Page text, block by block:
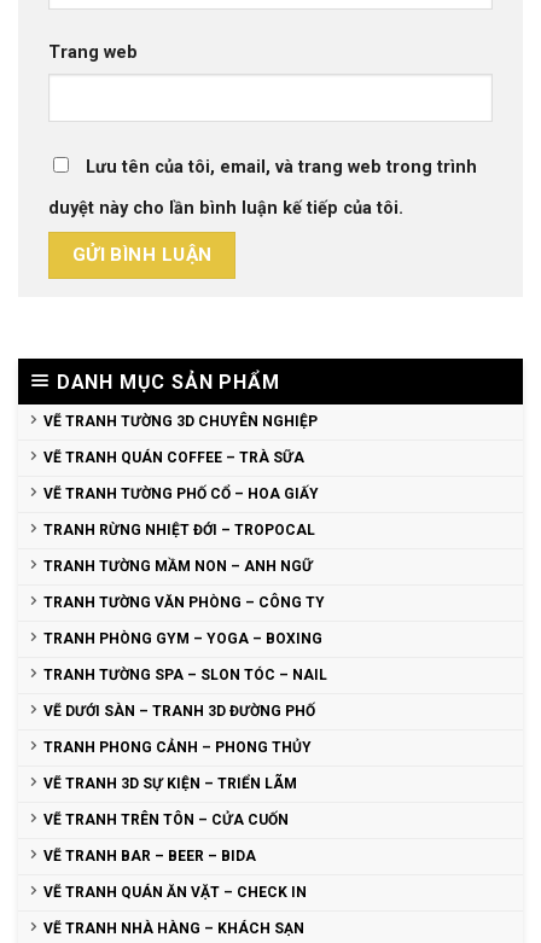
Trang web
Lưu tên của tôi, email, và trang web trong trình
duyệt này cho lần bình luận kế tiếp của tôi.
DANH MỤC SẢN PHẨM
VẼ TRANH TƯỜNG 3D CHUYÊN NGHIỆP
VẼ TRANH QUÁN COFFEE – TRÀ SỮA
VẼ TRANH TƯỜNG PHỐ CỔ – HOA GIẤY
TRANH RỪNG NHIỆT ĐỚI – TROPOCAL
TRANH TƯỜNG MẦM NON – ANH NGỮ
TRANH TƯỜNG VĂN PHÒNG – CÔNG TY
TRANH PHÒNG GYM – YOGA – BOXING
TRANH TƯỜNG SPA – SLON TÓC – NAIL
VẼ DƯỚI SÀN – TRANH 3D ĐƯỜNG PHỐ
TRANH PHONG CẢNH – PHONG THỦY
VẼ TRANH 3D SỰ KIỆN – TRIỂN LÃM
VẼ TRANH TRÊN TÔN – CỬA CUỐN
VẼ TRANH BAR – BEER – BIDA
VẼ TRANH QUÁN ĂN VẶT – CHECK IN
VẼ TRANH NHÀ HÀNG – KHÁCH SẠN